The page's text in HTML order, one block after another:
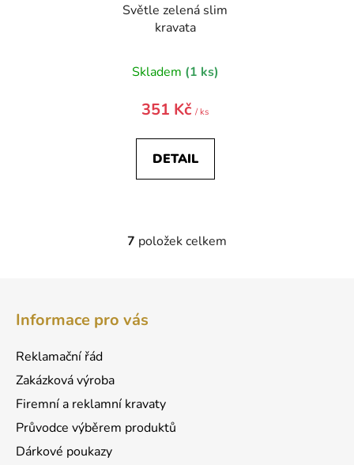
Světle zelená slim
kravata
Skladem (1 ks)
351 Kč / ks
DETAIL
O
7 položek celkem
Informace pro vás
Reklamační řád
Zakázková výroba
Firemní a reklamní kravaty
Průvodce výběrem produktů
Dárkové poukazy